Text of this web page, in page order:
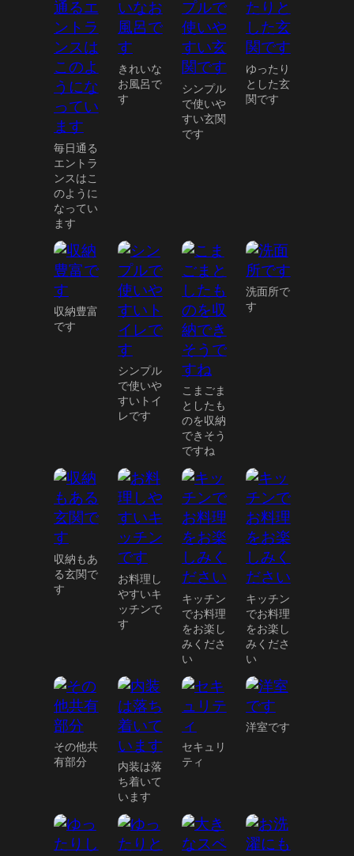
毎日通る
エントラ
ンスはこ
のように
なってい
ます
きれいな
お風呂で
す
シンプル
で使いや
すい玄関
です
ゆったり
とした玄
関です
収納豊富
です
シンプル
で使いや
すいトイ
レです
こまごま
としたも
のを収納
できそう
ですね
洗面所で
す
収納もあ
る玄関で
す
お料理し
やすいキ
ッチンで
す
キッチン
でお料理
をお楽し
みくださ
い
キッチン
でお料理
をお楽し
みくださ
い
その他共
有部分
内装は落
ち着いて
います
セキュリ
ティ
洋室です